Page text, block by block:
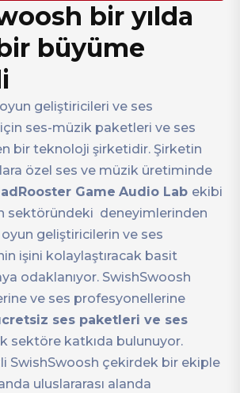
bir yılda
büyüme
oyun geliştiricileri ve ses
ses-müzik paketleri ve ses
bir teknoloji şirketidir. Şirketin
özel ses ve müzik üretiminde
Game Audio Lab ekibi
sektöründeki deneyimlerinden
geliştiricilerin ve ses
işini kolaylaştıracak basit
odaklanıyor. SwishSwoosh
ve ses profesyonellerine
ses paketleri ve ses
sektöre katkıda bulunuyor.
SwishSwoosh çekirdek bir ekiple
uluslararası alanda